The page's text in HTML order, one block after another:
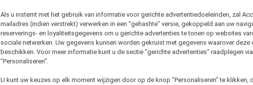
Als u instemt met het gebruik van informatie voor gerichte advertentiedoeleinden, zal
mailadres (indien verstrekt) verwerken in een "gehashte" versie, gekoppeld aan uw
reserverings- en loyaliteitsgegevens om u gerichte advertenties te tonen op websites
sociale netwerken. Uw gegevens kunnen worden gekruist met gegevens waarover deze
beschikken. Voor meer informatie kunt u de sectie "gerichte advertenties" raadplegen
"Personaliseren".
U kunt uw keuzes op elk moment wijzigen door op de knop "Personaliseren" te klikken,